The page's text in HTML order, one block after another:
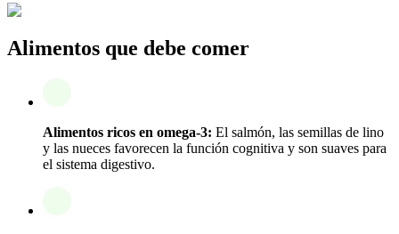
Alimentos que debe comer
Alimentos ricos en omega-3: El salmón, las semillas de lino
y las nueces favorecen la función cognitiva y son suaves para
el sistema digestivo.